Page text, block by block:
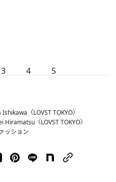
3 4 5
〈LOVST TOKYO〉
〈LOVST TOKYO〉
ッション